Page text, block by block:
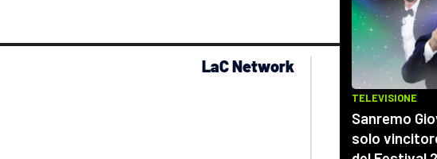
LaC Network
lacplay.it
lactv.it
laconair.it